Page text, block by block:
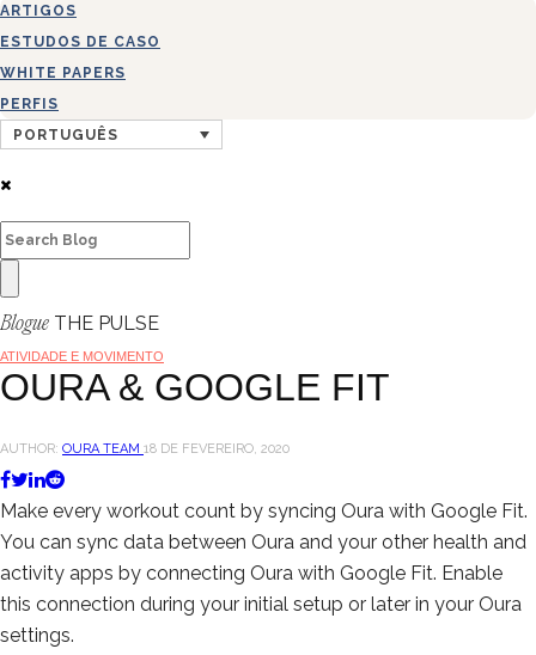
ARTIGOS
ESTUDOS DE CASO
WHITE PAPERS
PERFIS
PORTUGUÊS
Blogue THE PULSE
ATIVIDADE E MOVIMENTO
OURA & GOOGLE FIT
AUTHOR: OURA TEAM 18 DE FEVEREIRO, 2020
Make every workout count by syncing Oura with Google Fit.
You can sync data between Oura and your other health and
activity apps by connecting Oura with Google Fit. Enable
this connection during your initial setup or later in your Oura
settings.